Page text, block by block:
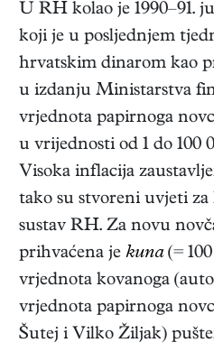
U RH kolao je 1990–91.
koji je u posljednjem
hrvatskim dinarom kao
u izdanju Ministarstva
vrjednota papirnoga
u vrijednosti od 1 do 100
Visoka inflacija
tako su stvoreni uvjeti
sustav RH. Za novu
prihvaćena je kuna(= 100
vrjednota kovanoga
vrjednota papirnoga
Šutej i Vilko Žiljak)